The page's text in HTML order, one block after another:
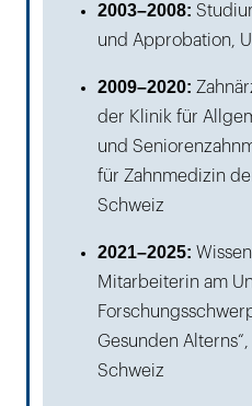
2003–2008:
und Approbation,
2009–2020:
der Klinik für
und
für Zahnmedizin
Schweiz
2021–2025:
Mitarbeiterin am
Gesunden
Schweiz